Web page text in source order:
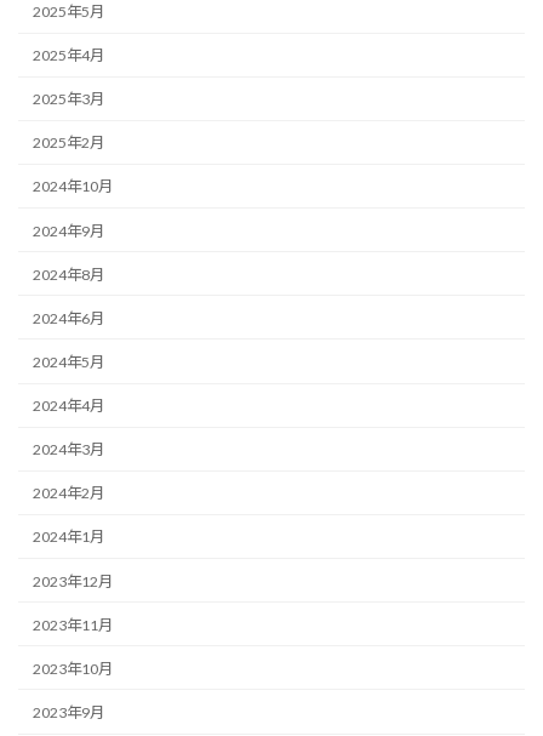
2025年5月
2025年4月
2025年3月
2025年2月
2024年10月
2024年9月
2024年8月
2024年6月
2024年5月
2024年4月
2024年3月
2024年2月
2024年1月
2023年12月
2023年11月
2023年10月
2023年9月